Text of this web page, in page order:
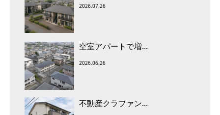
2026.07.26
空室アパートで増...
2026.06.26
不動産クラファン...